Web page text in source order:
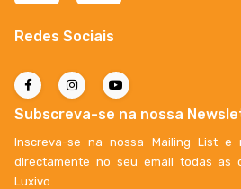
Redes Sociais
Subscreva-se na nossa
Inscreva-se na nossa Mailing List e
directamente no seu email todas as
Luxivo.